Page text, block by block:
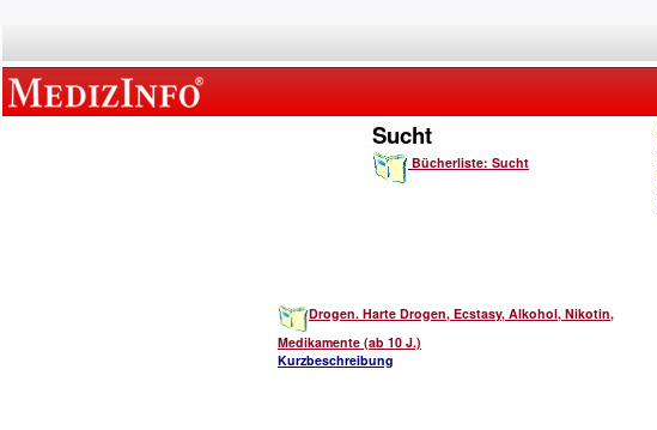
Sucht
Bücherliste: Sucht
Drogen. Harte Drogen, Ecstasy, Alkohol, Nikotin,
Medikamente (ab 10 J.)
Kurzbeschreibung